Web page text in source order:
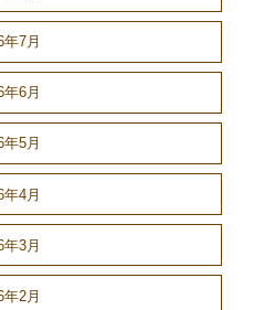
年7月
年6月
年5月
年4月
年3月
年2月